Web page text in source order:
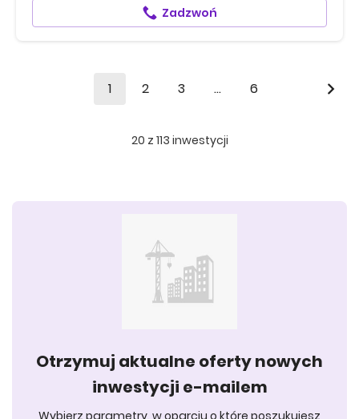
Zadzwoń
1 2 3 ... 6
20 z 113 inwestycji
Otrzymuj aktualne oferty nowych
inwestycji e-mailem
Wybierz parametry, w oparciu o które poszukujesz